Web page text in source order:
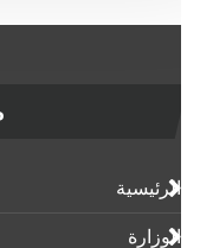
الرئيسية
الوزارة